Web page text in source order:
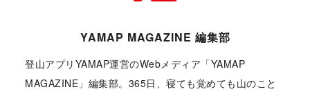
YAMAP MAGAZINE 編集部
登山アプリYAMAP運営のWebメディア「YAMAP
MAGAZINE」編集部。365日、寝ても覚めても山のこと